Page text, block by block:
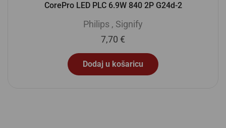
CorePro LED PLC 6.9W 840 2P G24d-2
Philips , Signify
7,70 €
Dodaj u košaricu